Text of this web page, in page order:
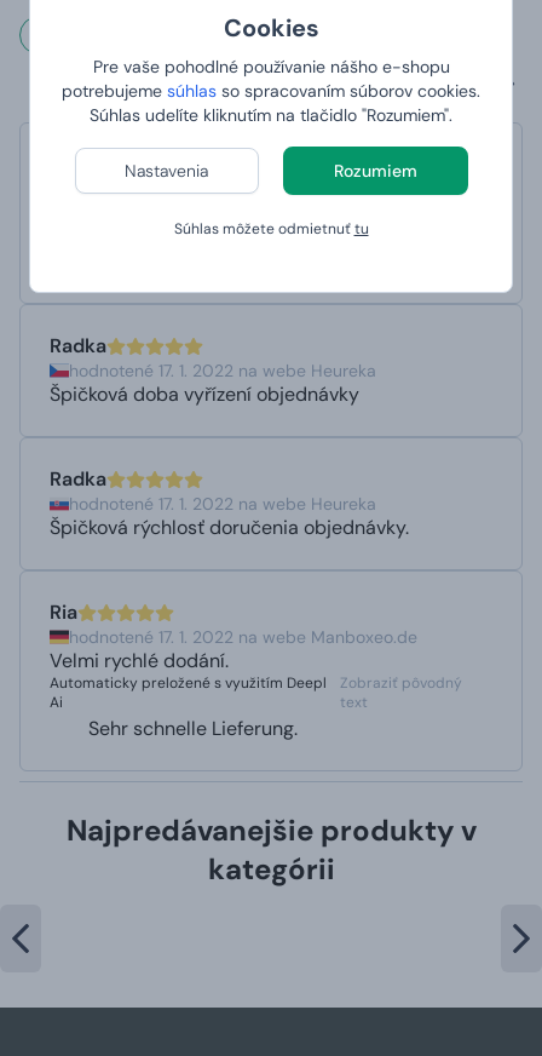
Cookies
Pre vaše pohodlné používanie nášho e-shopu
potrebujeme súhlas so spracovaním súborov cookies.
Súhlas udelíte kliknutím na tlačidlo "Rozumiem".
Nastavenia Rozumiem
Súhlas môžete odmietnuťtu
Čo hovoria naši zákazníci?
Martinadan90
hodnotené 15. 4. 2025 na webe Zbozi.cz
Radka
hodnotené 17. 1. 2022 na webe Heureka
Špičková doba vyřízení objednávky
Radka
hodnotené 17. 1. 2022 na webe Heureka
Špičková rýchlosť doručenia objednávky.
Ria
hodnotené 17. 1. 2022 na webe Manboxeo.de
Velmi rychlé dodání.
Automaticky preložené s využitím Deepl
Ai
Zobraziť pôvodný
text
Sehr schnelle Lieferung.
Najpredávanejšie produkty v
kategórii